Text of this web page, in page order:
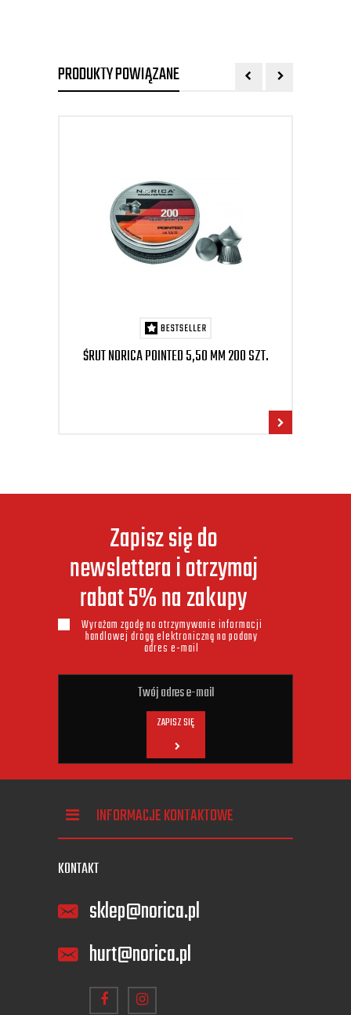
PRODUKTY POWIĄZANE
ŚRUT NORICA POINTED 5,50 MM 200 SZT.
Zapisz się do
newslettera i otrzymaj
rabat 5% na zakupy
Wyrażam zgodę na otrzymywanie informacji
handlowej drogą elektroniczną na podany
adres e-mail
ZAPISZ SIĘ
INFORMACJE KONTAKTOWE
KONTAKT
sklep@norica.pl
hurt@norica.pl